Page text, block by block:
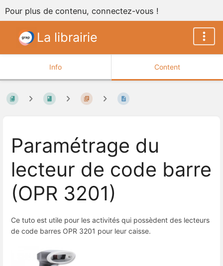
Pour plus de contenu, connectez-vous !
La librairie
Info Content
Paramétrage du
lecteur de code barre
(OPR 3201)
Ce tuto est utile pour les activités qui possèdent des lecteurs
de code barres OPR 3201 pour leur caisse.